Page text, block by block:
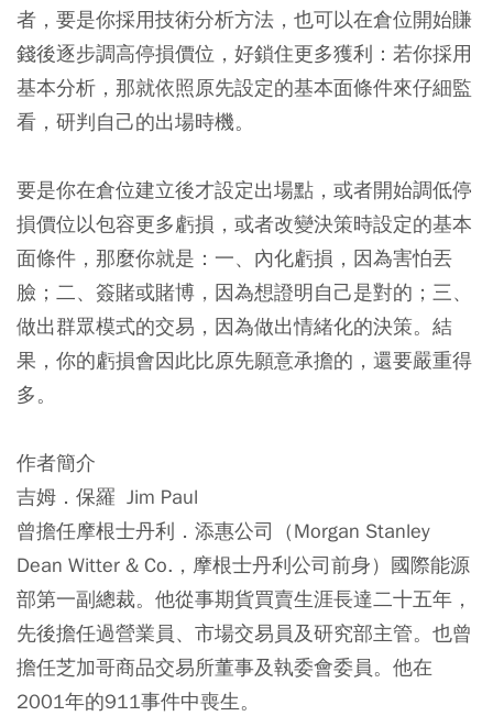
者，要是你採用技術分析方法，也可以在倉位開始賺
錢後逐步調高停損價位，好鎖住更多獲利：若你採用
基本分析，那就依照原先設定的基本面條件來仔細監
看，研判自己的出場時機。
要是你在倉位建立後才設定出場點，或者開始調低停
損價位以包容更多虧損，或者改變決策時設定的基本
面條件，那麼你就是：一、內化虧損，因為害怕丟
臉；二、簽賭或賭博，因為想證明自己是對的；三、
做出群眾模式的交易，因為做出情緒化的決策。結
果，你的虧損會因此比原先願意承擔的，還要嚴重得
多。
作者簡介
吉姆．保羅 Jim Paul
曾擔任摩根士丹利．添惠公司（Morgan Stanley
Dean Witter & Co.，摩根士丹利公司前身）國際能源
部第一副總裁。他從事期貨買賣生涯長達二十五年，
先後擔任過營業員、市場交易員及研究部主管。也曾
擔任芝加哥商品交易所董事及執委會委員。他在
2001年的911事件中喪生。